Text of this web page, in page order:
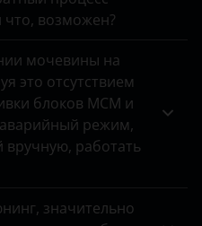
что, возможен?
мочевины на
это отсутствием
блоков MCM и
режим,
вручную, работать
значительно